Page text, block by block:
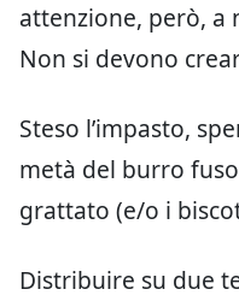
attenzione, però, a
Non si devono
Steso l’impasto,
metà del burro
grattato (e/o i
Distribuire su due